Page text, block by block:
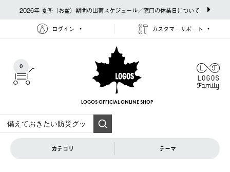
2026年 夏季（お盆）期間の出荷スケジュール／窓口の休業日について
ログイン カスタマーサポート
0
LOGOS OFFICIAL ONLINE SHOP
カテゴリ テーマ